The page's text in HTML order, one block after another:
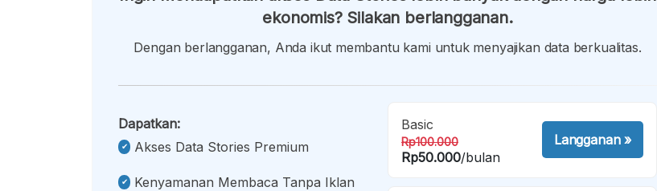
ekonomis? Silakan berlangganan.
Dengan berlangganan, Anda ikut membantu kami untuk menyajikan data berkualitas.
Dapatkan:
Akses Data Stories Premium
Kenyamanan Membaca Tanpa Iklan
Basic
Rp100.000
Rp50.000/bulan
Langganan»